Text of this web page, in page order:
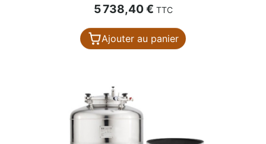
Prix
5 738,40 € TTC
Ajouter au panier